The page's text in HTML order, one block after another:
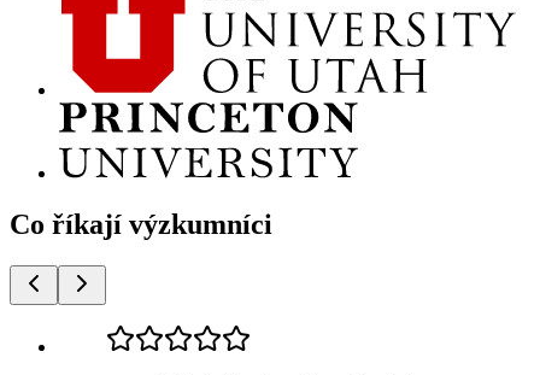
Co říkají výzkumníci